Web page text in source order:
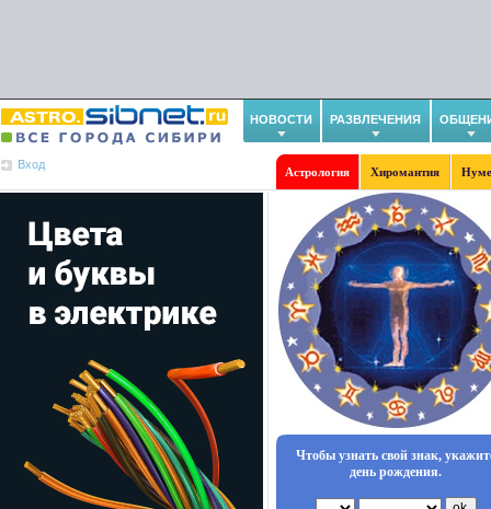
НОВОСТИ РАЗВЛЕЧЕНИЯ
Вход
Астрология Хиромантия
Чтобы узнать свой знак,
день рождения.